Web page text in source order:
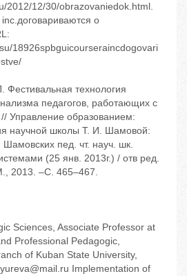
2012/12/30/obrazovaniedok.html.
о
18926spbguicourseraincdogovari
технология
педагогов, работающих с
Управление образованием:
научной школы Т. И. Шамовой:
Шамовских пед. чт. науч. шк.
(25 янв. 2013г.) / отв ред.
2013. –С. 465–467.
Sciences, Associate Professor at
Professional Pedagogic,
of Kuban State University,
Implementation of